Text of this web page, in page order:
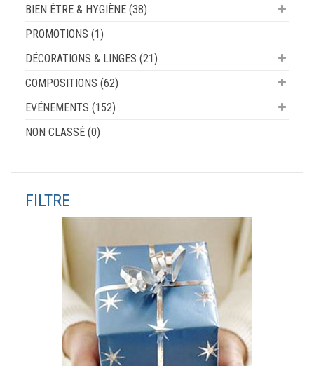
BIEN ÊTRE & HYGIÈNE (38)
PROMOTIONS (1)
DÉCORATIONS & LINGES (21)
COMPOSITIONS (62)
EVÉNEMENTS (152)
NON CLASSÉ (0)
FILTRE